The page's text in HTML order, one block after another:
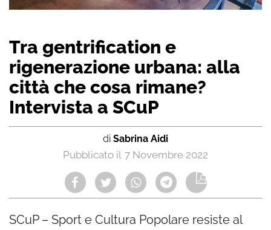
Tra gentrification e
rigenerazione urbana: alla
città che cosa rimane?
Intervista a SCuP
di Sabrina Aidi
7 Novembre 2022
SCuP – Sport e Cultura Popolare resiste al